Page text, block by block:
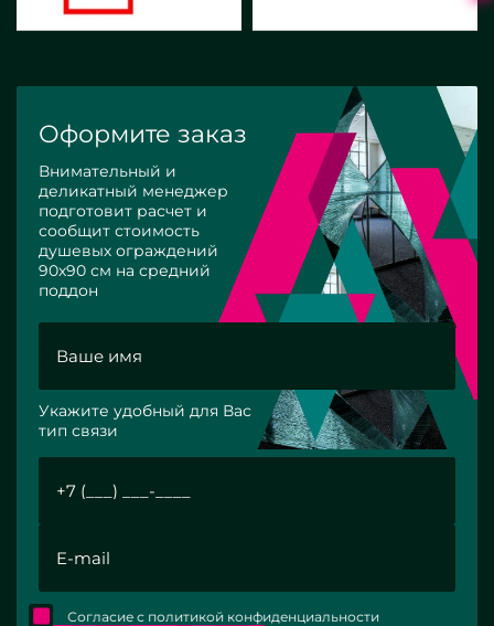
Оформите заказ
Внимательный и
деликатный менеджер
подготовит расчет и
сообщит стоимость
душевых ограждений
90х90 см на средний
поддон
Укажите удобный для Вас
тип связи
Согласие с политикой конфиденциальности